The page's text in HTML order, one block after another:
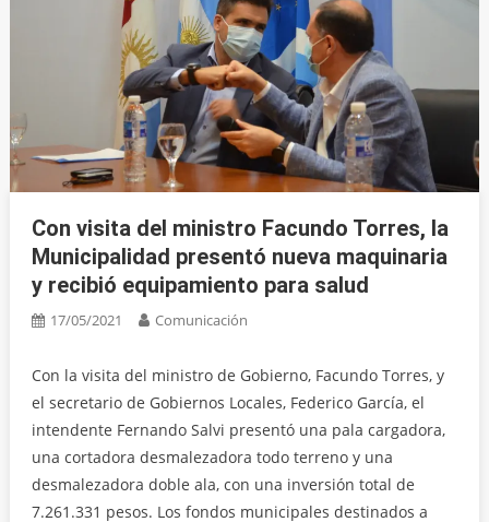
Con visita del ministro Facundo Torres, la
Municipalidad presentó nueva maquinaria
y recibió equipamiento para salud
17/05/2021 Comunicación
Con la visita del ministro de Gobierno, Facundo Torres, y
el secretario de Gobiernos Locales, Federico García, el
intendente Fernando Salvi presentó una pala cargadora,
una cortadora desmalezadora todo terreno y una
desmalezadora doble ala, con una inversión total de
7.261.331 pesos. Los fondos municipales destinados a